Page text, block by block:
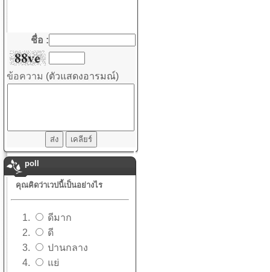
ชื่อ :
ข้อความ (ตัวแสดงอารมณ์)
poll
คุณคิดว่าเวปนี้เป็นอย่างไร
ดีมาก
ดี
ปานกลาง
แย่